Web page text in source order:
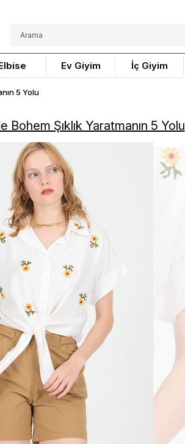
Ev Giyim İç Giyim
5 Yolu
Bohem Şıklık Yaratmanın 5 Yolu